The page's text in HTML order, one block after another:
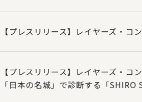
【プレスリリース】レイヤーズ・
【プレスリリース】レイヤーズ・コ
「日本の名城」で診断する「SHIRO